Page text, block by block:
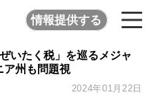
情報提供する
いたく税」を巡るメジャ
州も問題視
2024年01月22日